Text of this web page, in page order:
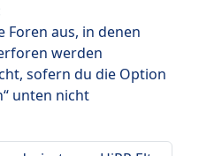
Foren aus, in denen
werden
sofern du die Option
unten nicht